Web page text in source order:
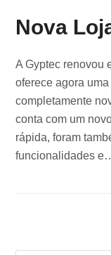
Nova
A Gyptec renovou
oferece agora
completamente
conta com um
rápida, foram
funcionalidades